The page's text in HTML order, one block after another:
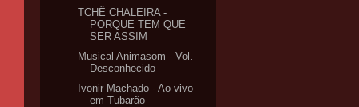
TCHÊ CHALEIRA -
PORQUE TEM QUE
SER ASSIM
Musical Animasom - Vol.
Desconhecido
Ivonir Machado - Ao vivo
em Tubarão